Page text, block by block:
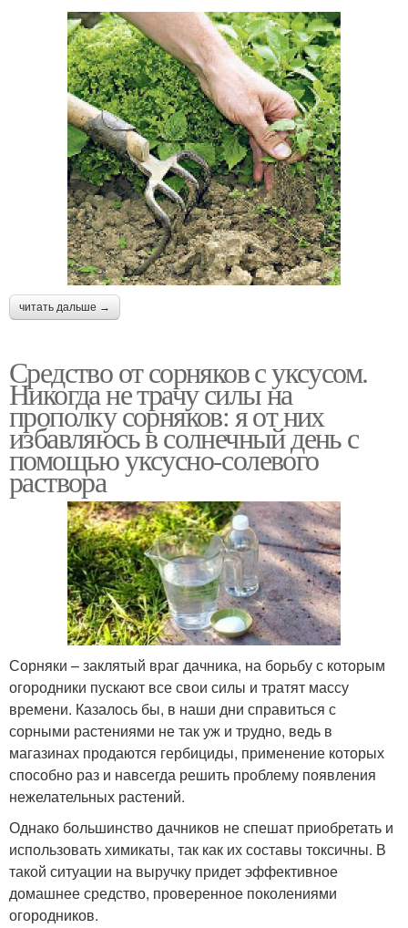
читать дальше →
Средство от сорняков с уксусом.
Никогда не трачу силы на
прополку сорняков: я от них
избавляюсь в солнечный день с
помощью уксусно-солевого
раствора
Сорняки – заклятый враг дачника, на борьбу с которым
огородники пускают все свои силы и тратят массу
времени. Казалось бы, в наши дни справиться с
сорными растениями не так уж и трудно, ведь в
магазинах продаются гербициды, применение которых
способно раз и навсегда решить проблему появления
нежелательных растений.
Однако большинство дачников не спешат приобретать и
использовать химикаты, так как их составы токсичны. В
такой ситуации на выручку придет эффективное
домашнее средство, проверенное поколениями
огородников.